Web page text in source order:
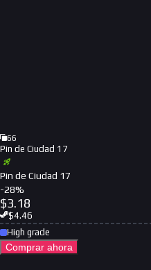
66
Pin de Ciudad 17
Pin de Ciudad 17
-28%
$3.18
$4.46
High grade
Comprar ahora